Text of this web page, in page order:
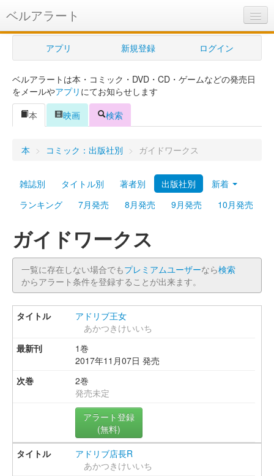
ベルアラート
ベルアラートとは
ヘルプ
新規登録
ログイン
Myシェルフ
プレミアム
アプリ 新規登録 ログイン
ベルアラートは本・コミック・DVD・CD・ゲームなどの発売日
をメールやアプリ にてお知らせします
本
映画 検索
本 > コミック：出版社別 > ガイドワークス
雑誌別 タイトル別 著者別 出版社別
新着
ランキング
7月発売 8月発売 9月発売 10月発売
ガイドワークス
一覧に存在しない場合でもプレミアムユーザーなら検索
からアラート条件を登録することが出来ます。
アドリブ王女
あかつきけいいち
1巻
2017年11月07日 発売
2巻
発売未定
アラート登録
(無料)
アドリブ店長R
あかつきけいいち